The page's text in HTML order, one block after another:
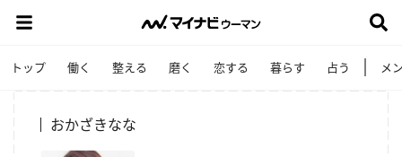
トップ 働く 整える 磨く 恋する 暮らす 占う メ
おかざきなな